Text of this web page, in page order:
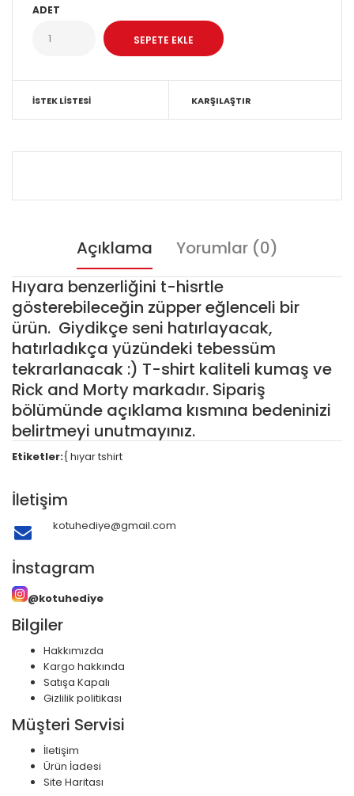
ADET
İSTEK LISTESI KARŞILAŞTIR
Açıklama
Yorumlar (0)
Hıyara benzerliğini t-hisrtle
gösterebileceğin züpper eğlenceli bir
ürün. Giydikçe seni hatırlayacak,
hatırladıkça yüzündeki tebessüm
tekrarlanacak :) T-shirt kaliteli kumaş ve
Rick and Morty markadır. Sipariş
bölümünde açıklama kısmına bedeninizi
belirtmeyi unutmayınız.
Etiketler:{hıyar tshirt
İletişim
kotuhediye@gmail.com
İnstagram
@kotuhediye
Bilgiler
Hakkımızda
Kargo hakkında
Satışa Kapalı
Gizlilik politikası
Müşteri Servisi
İletişim
Ürün İadesi
Site Haritası